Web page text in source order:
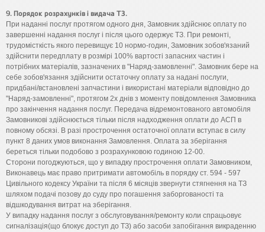
9. Порядок розрахунків і видача ТЗ.
При наданні послуг протягом одного дня, Замовник здійснює оплату по
завершенні надання послуг і після цього одержує ТЗ. При ремонті,
трудомісткість якого перевищує 10 нормо-годин, Замовник зобов'язаний
здійснити передплату в розмірі 100% вартості запасних частин і
потрібних матеріалів, зазначених в "Наряд-замовленні". Замовник бере на
себе зобов'язання здійснити остаточну оплату за надані послуги,
придбані/встановлені запчастини і використані матеріали відповідно до
"Наряд-замовленні", протягом 2х днів з моменту повідомлення Замовника
про закінчення надання послуг. Передача відремонтованого автомобіля
Замовникові здійснюється тільки після надходження оплати до АСП в
повному обсязі. В разі прострочення остаточної оплати вступає в силу
пункт 8 даних умов виконання Замовлення. Оплата за зберігання
береться тільки подобово з розрахунковою годиною 12-00.
Сторони погоджуються, що у випадку прострочення оплати Замовником,
Виконавець має право притримати автомобіль в порядку ст. 594 - 597
Цивільного кодексу України та після 6 місяців звернути стягнення на ТЗ
шляхом подачі позову до суду про погашення заборгованості та
відшкодування витрат на зберігання.
У випадку надання послуг з обслуговування/ремонту коли спрацьовує
сигналізація(що блокує доступ до ТЗ) або засоби запобігання викраденню